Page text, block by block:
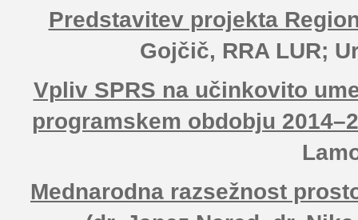
Predstavitev projekta
Gojčič, RRA LUR;
Vpliv SPRS na učinkovito
programskem obdobju
Mednarodna razsežnost